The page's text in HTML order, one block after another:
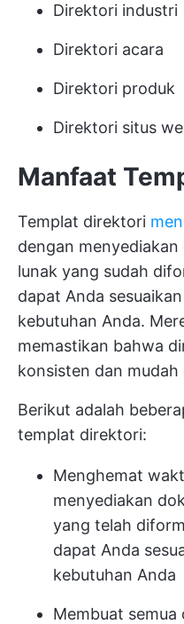
Direktori industri
Direktori acara
Direktori produk
Direktori situs
Manfaat
Templat direktori
dengan
lunak yang sudah
dapat Anda
kebutuhan Anda.
memastikan bahwa
konsisten dan mudah
Berikut adalah
templat direktori:
Menghemat
menyediakan
yang telah
dapat Anda
kebutuhan Anda
Membuat semua